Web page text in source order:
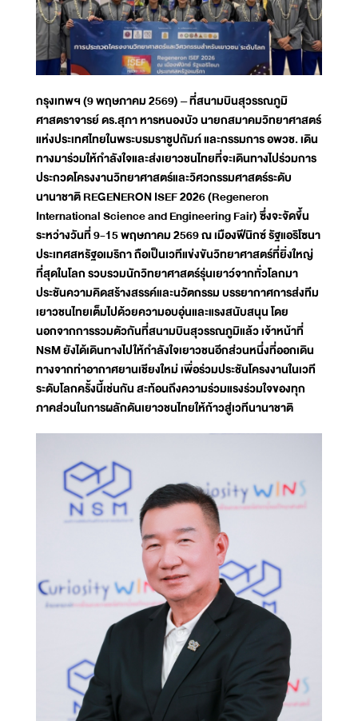
กรุงเทพฯ (9 พฤษภาคม 2569) – ที่สนามบินสุวรรณภูมิ
ศาสตราจารย์ ดร.สุภา หารหนองบัว นายกสมาคมวิทยาศาสตร์
แห่งประเทศไทยในพระบรมราชูปถัมภ์ และกรรมการ อพวช. เดิน
ทางมาร่วมให้กำลังใจและส่งเยาวชนไทยที่จะเดินทางไปร่วมการ
ประกวดโครงงานวิทยาศาสตร์และวิศวกรรมศาสตร์ระดับ
นานาชาติ REGENERON ISEF 2026 (Regeneron
International Science and Engineering Fair) ซึ่งจะจัดขึ้น
ระหว่างวันที่ 9-15 พฤษภาคม 2569 ณ เมืองฟีนิกซ์ รัฐแอริโซนา
ประเทศสหรัฐอเมริกา ถือเป็นเวทีแข่งขันวิทยาศาสตร์ที่ยิ่งใหญ่
ที่สุดในโลก รวบรวมนักวิทยาศาสตร์รุ่นเยาว์จากทั่วโลกมา
ประชันความคิดสร้างสรรค์และนวัตกรรม บรรยากาศการส่งทีม
เยาวชนไทยเต็มไปด้วยความอบอุ่นและแรงสนับสนุน โดย
นอกจากการรวมตัวกันที่สนามบินสุวรรณภูมิแล้ว เจ้าหน้าที่
NSM ยังได้เดินทางไปให้กำลังใจเยาวชนอีกส่วนหนึ่งที่ออกเดิน
ทางจากท่าอากาศยานเชียงใหม่ เพื่อร่วมประชันโครงงานในเวที
ระดับโลกครั้งนี้เช่นกัน สะท้อนถึงความร่วมแรงร่วมใจของทุก
ภาคส่วนในการผลักดันเยาวชนไทยให้ก้าวสู่เวทีนานาชาติ